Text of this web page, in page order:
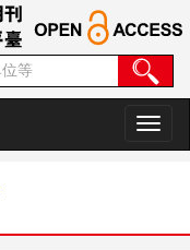
切
换